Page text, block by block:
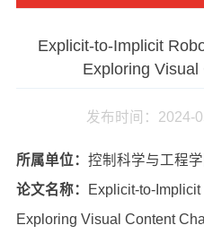
Explicit-to-Implicit
Exploring
发布时间：2024-
所属单位： 控制科学与工程
论文名称：
Explicit-to-
Exploring Visual Content